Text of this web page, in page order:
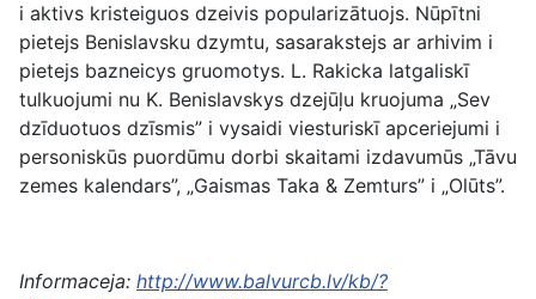
i aktivs kristeiguos dzeivis popularizātuojs. Nūpītni
pietejs Benislavsku dzymtu, sasarakstejs ar arhivim i
pietejs bazneicys gruomotys. L. Rakicka latgaliskī
tulkuojumi nu K. Benislavskys dzejūļu kruojuma „Sev
dzīduotuos dzīsmis” i vysaidi viesturiskī apceriejumi i
personiskūs puordūmu dorbi skaitami izdavumūs „Tāvu
zemes kalendars”, „Gaismas Taka & Zemturs” i „Olūts”.
Informaceja: http://www.balvurcb.lv/kb/?